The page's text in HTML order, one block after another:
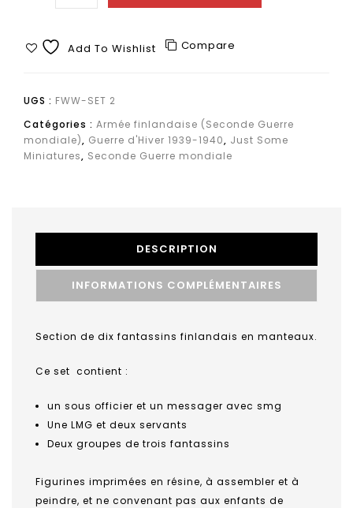
Add To Wishlist Compare
UGS : FWW-SET 2
Catégories : Armée finlandaise (Seconde Guerre
mondiale), Guerre d'Hiver 1939-1940, Just Some
Miniatures, Seconde Guerre mondiale
DESCRIPTION
INFORMATIONS COMPLÉMENTAIRES
Section de dix fantassins finlandais en manteaux.
Ce set contient :
un sous officier et un messager avec smg
Une LMG et deux servants
Deux groupes de trois fantassins
Figurines imprimées en résine, à assembler et à
peindre, et ne convenant pas aux enfants de